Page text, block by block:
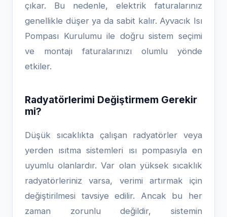
çıkar. Bu nedenle, elektrik faturalarınız
genellikle düşer ya da sabit kalır. Ayvacık Isı
Pompası Kurulumu ile doğru sistem seçimi
ve montajı faturalarınızı olumlu yönde
etkiler.
Radyatörlerimi Değiştirmem Gerekir
mi?
Düşük sıcaklıkta çalışan radyatörler veya
yerden ısıtma sistemleri ısı pompasıyla en
uyumlu olanlardır. Var olan yüksek sıcaklık
radyatörleriniz varsa, verimi artırmak için
değiştirilmesi tavsiye edilir. Ancak bu her
zaman zorunlu değildir, sistemin